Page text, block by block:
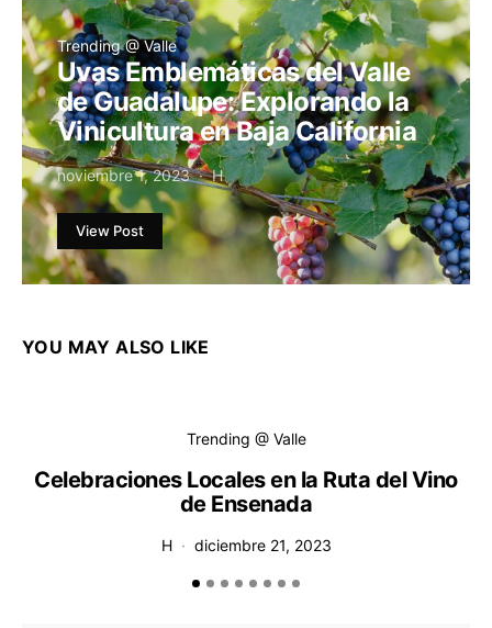
Trending @ Valle
Uvas Emblemáticas del Valle
de Guadalupe: Explorando la
Vinicultura en Baja California
noviembre 1, 2023 H
View Post
YOU MAY ALSO LIKE
Trending @ Valle
Celebraciones Locales en la Ruta del Vino
de Ensenada
H diciembre 21, 2023